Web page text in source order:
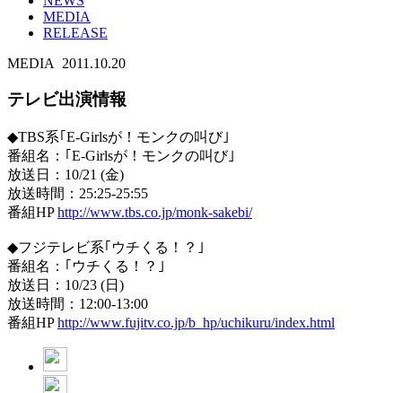
MEDIA
RELEASE
MEDIA
2011.10.20
テレビ出演情報
◆TBS系｢E-Girlsが！モンクの叫び｣
番組名：｢E-Girlsが！モンクの叫び｣
放送日：10/21 (金)
放送時間：25:25-25:55
番組HPhttp://www.tbs.co.jp/monk-sakebi/
◆フジテレビ系｢ウチくる！？｣
番組名：｢ウチくる！？｣
放送日：10/23 (日)
放送時間：12:00-13:00
番組HPhttp://www.fujitv.co.jp/b_hp/uchikuru/index.html